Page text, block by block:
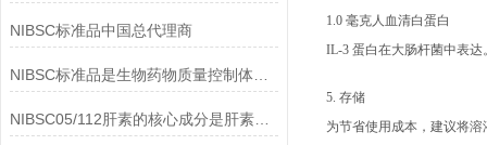
NIBSC标准品中国总代理商
NIBSC标准品是生物药物质量控制体系中的基础工具
NIBSC05/112肝素的核心成分是肝素钠(Heparin Sodium)
1.0 毫克人血清白蛋白
IL-3 蛋白在大肠杆菌中表达
5. 存储
为节省使用成本，建议将溶